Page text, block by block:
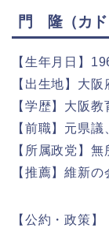
門 隆（カ
【生年月日】
【出生地】大阪
【学歴】大阪
【前職】元県
【所属政党】無
【推薦】維新の
【公約・政策】